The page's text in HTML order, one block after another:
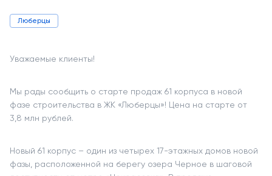
Люберцы
Уважаемые клиенты!
Мы рады сообщить о старте продаж 61 корпуса в новой
фазе строительства в ЖК «Люберцы»! Цена на старте от
3,8 млн рублей.
Новый 61 корпус – один из четырех 17-этажных домов новой
фазы, расположенной на берегу озера Черное в шаговой